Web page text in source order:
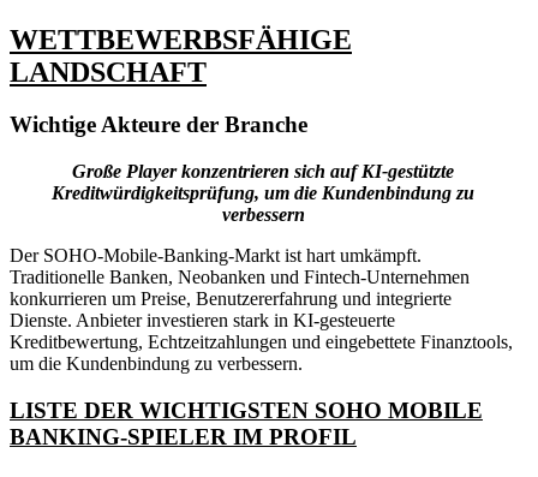
WETTBEWERBSFÄHIGE
LANDSCHAFT
Wichtige Akteure der Branche
Große Player konzentrieren sich auf KI-gestützte
Kreditwürdigkeitsprüfung, um die Kundenbindung zu
verbessern
Der SOHO-Mobile-Banking-Markt ist hart umkämpft.
Traditionelle Banken, Neobanken und Fintech-Unternehmen
konkurrieren um Preise, Benutzererfahrung und integrierte
Dienste. Anbieter investieren stark in KI-gesteuerte
Kreditbewertung, Echtzeitzahlungen und eingebettete Finanztools,
um die Kundenbindung zu verbessern.
LISTE DER WICHTIGSTEN SOHO MOBILE
BANKING-SPIELER IM PROFIL